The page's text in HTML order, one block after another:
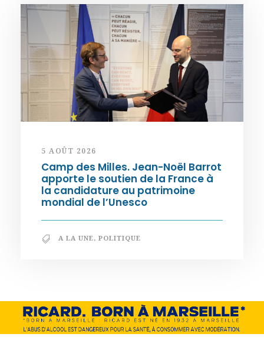
5 AOÛT 2026
Camp des Milles. Jean-Noël Barrot
apporte le soutien de la France à
la candidature au patrimoine
mondial de l’Unesco
A LA UNE, POLITIQUE